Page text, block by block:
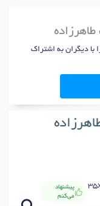
با دیگران به اشتراک
پیشنهاد
می‌کنم